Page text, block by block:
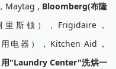
Maytag , Bloomberg(布隆
斯顿），Frigidaire，
电器），Kitchen Aid，
用"Laundry Center"洗烘一